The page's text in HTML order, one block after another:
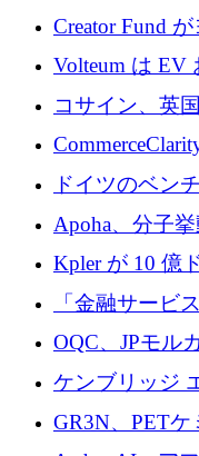
ノロジーがヨ
来を形作る場所
Creator Fund
するために
Volteum は EV
供給するため
コサイン、英
で業界の支援
ドイツのベン
スタートアッ
の資本シフト
Apoha、分子
リジェンス」
かけてステル
Kpler が 10 億
Contentful を
ンを開始
「金融サービ
いる」と「欧
スが語る
OQC、JPモル
界のフィンテ
するために
上げ
ケンブリッジ
ィープテック
を構築
GR3N、PET
めにシリーズB